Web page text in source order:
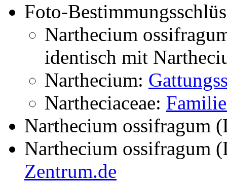
Foto-
Narthecium
identisch mit
Narthecium:
Nartheciaceae:
Narthecium ossifragum
Narthecium ossifragum
Zentrum.de